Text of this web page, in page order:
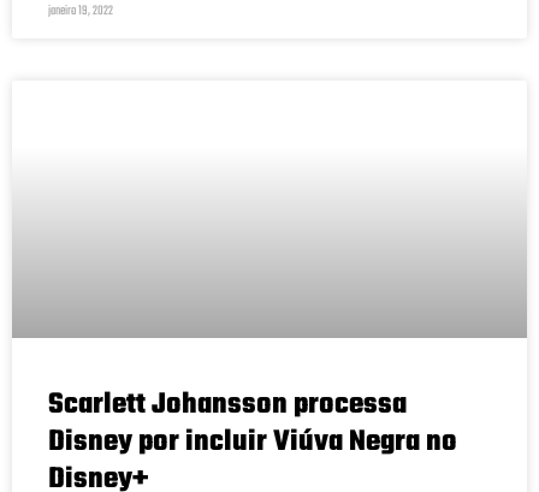
janeiro 19, 2022
Scarlett Johansson processa
Disney por incluir Viúva Negra no
Disney+